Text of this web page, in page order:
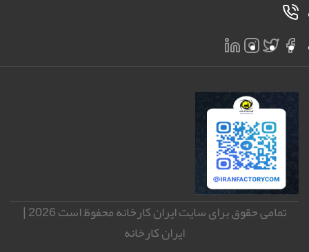
تمامی حقوق برای سایت ایران کارخانه محفوظ است 2026 |
ایران کارخانه